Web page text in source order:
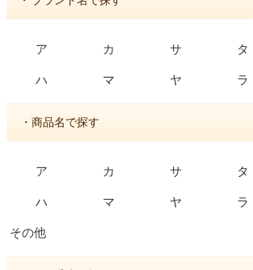
ア カ サ タ
ハ マ ヤ ラ
・商品名で探す
ア カ サ タ
ハ マ ヤ ラ
その他